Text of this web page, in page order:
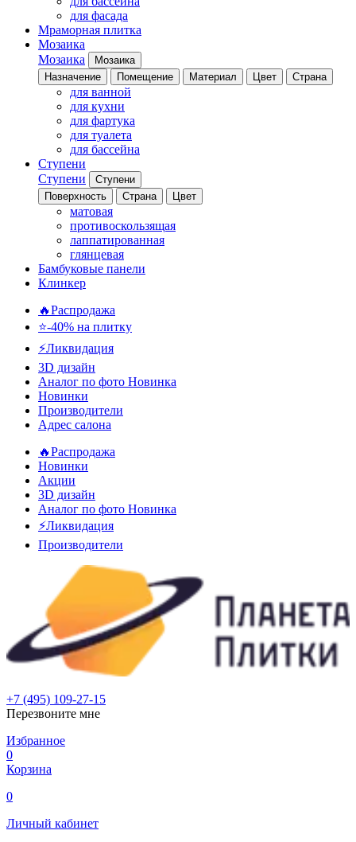
для фасада
Мраморная плитка
Мозаика
Мозаика
Мозаика
Назначение
Помещение Материал Цвет Страна
для ванной
для кухни
для фартука
для туалета
для бассейна
Ступени
Ступени
Ступени
Поверхность
Страна Цвет
матовая
противоскользящая
лаппатированная
глянцевая
Бамбуковые панели
Клинкер
🔥Распродажа
⭐-40% на плитку
⚡️Ликвидация
3D дизайн
Аналог по фото Новинка
Новинки
Производители
Адрес салона
🔥Распродажа
Новинки
Акции
3D дизайн
Аналог по фото Новинка
⚡Ликвидация
Производители
+7 (495) 109-27-15
Перезвоните мне
Избранное
0
Корзина
0
Личный кабинет